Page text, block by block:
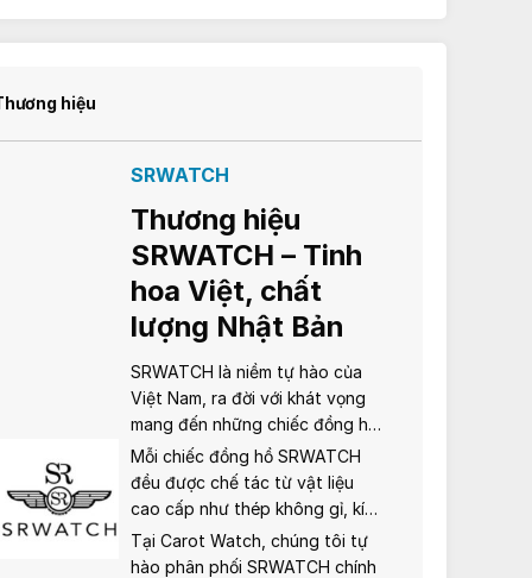
hiệu
SRWATCH
Thương hiệu
SRWATCH – Tinh
hoa Việt, chất
lượng Nhật Bản
SRWATCH là niềm tự hào của
Việt Nam, ra đời với khát vọng
mang đến những chiếc đồng hồ
chất lượng cao, phong cách
tinh tế nhưng gần gũi. Được sản
xuất với công nghệ và bộ máy
hài hòa giữa thiết kế hiện đại và
Mỗi chiếc đồng hồ SRWATCH
đều được chế tác từ vật liệu
cao cấp như thép không gỉ, kính
sapphire chống xước, cùng bộ
máy quartz hoặc cơ automatic
Tại Carot Watch, chúng tôi tự
hào phân phối SRWATCH chính